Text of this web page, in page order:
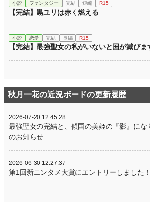
小説 ファンタジー 完結 短編 R15
【完結】黒ユリは赤く燃える
小説 恋愛 完結 長編 R15
【完結】最強聖女の私がいないと国が滅び
秋月一花の近況ボードの更新履歴
2026-07-20 12:45:28
最強聖女の完結と、傾国の美姫の『影』にな
のお知らせ
2026-06-30 12:27:37
第1回新エンタメ大賞にエントリーしました！